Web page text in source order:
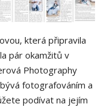
která připravila
pár okamžitů v
Photography
fotografováním a
podívat na jejím